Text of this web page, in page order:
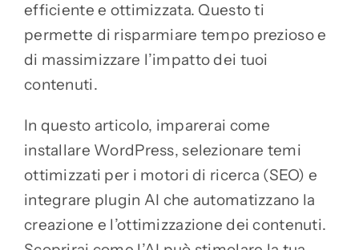
efficiente e ottimizzata. Questo ti
permette di risparmiare tempo prezioso e
di massimizzare l’impatto dei tuoi
contenuti.
In questo articolo, imparerai come
installare WordPress, selezionare temi
ottimizzati per i motori di ricerca (SEO) e
integrare plugin AI che automatizzano la
creazione e l’ottimizzazione dei contenuti.